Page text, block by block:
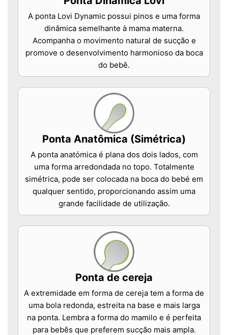
A ponta Lovi Dynamic possui pinos e uma forma
dinâmica semelhante à mama materna.
Acompanha o movimento natural de sucção e
promove o desenvolvimento harmonioso da boca
do bebê.
Ponta Anatômica (Simétrica)
A ponta anatómica é plana dos dois lados, com
uma forma arredondada no topo. Totalmente
simétrica, pode ser colocada na boca do bebé em
qualquer sentido, proporcionando assim uma
grande facilidade de utilização.
Ponta de cereja
A extremidade em forma de cereja tem a forma de
uma bola redonda, estreita na base e mais larga
na ponta. Lembra a forma do mamilo e é perfeita
para bebês que preferem sucção mais ampla.